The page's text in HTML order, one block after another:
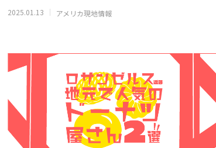
リティ編をレポートしていきたいと思って
2025.01.13 アメリカ現地情報